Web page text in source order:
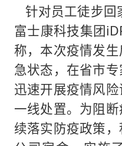
针对员工徒步回
富士康科技集团
称，本次疫情发
急状态，在省市专
迅速开展疫情风
一线处置。为阻
续落实防疫政策